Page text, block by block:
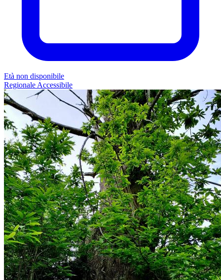
Età non disponibile
Regionale Accessibile